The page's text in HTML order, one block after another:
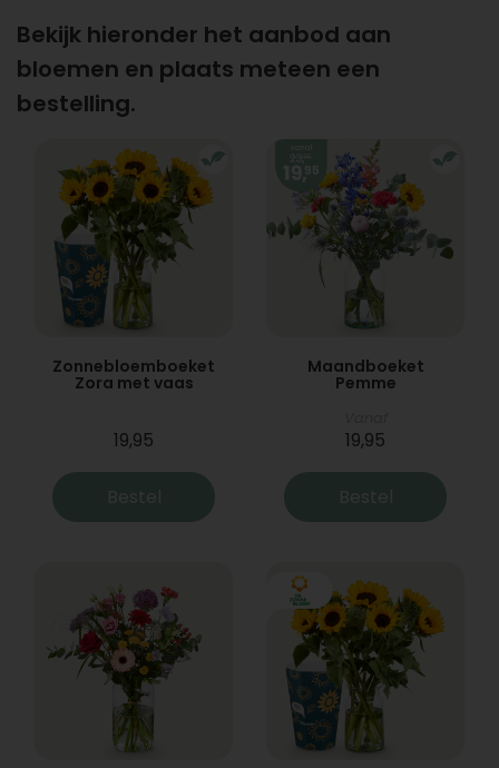
Bekijk hieronder het aanbod aan
bloemen en plaats meteen een
bestelling.
Zonnebloemboeket
Zora met vaas
19,95
Bestel
Maandboeket
Pemme
19,95
Bestel